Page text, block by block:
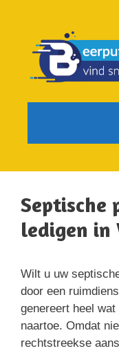
Septische
ledigen in
Wilt u uw
door een
genereert heel
naartoe. Omdat
rechtstreekse